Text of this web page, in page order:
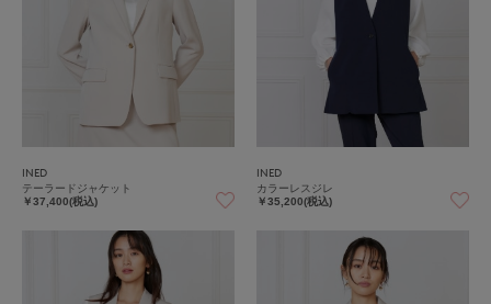
INED
テーラードジャケット
￥37,400(税込)
INED
カラーレスジレ
￥35,200(税込)